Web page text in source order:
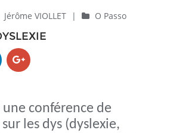
Jérôme VIOLLET | O Passo
de
les dys (dyslexie,